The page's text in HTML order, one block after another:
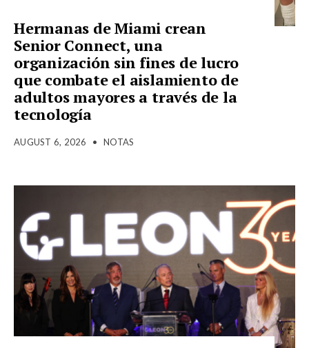
Hermanas de Miami crean
Senior Connect, una
organización sin fines de lucro
que combate el aislamiento de
adultos mayores a través de la
tecnología
AUGUST 6, 2026 • NOTAS